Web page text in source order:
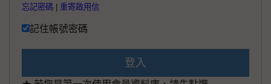
忘記密碼 重寄啟用信
記住帳號密碼
登入